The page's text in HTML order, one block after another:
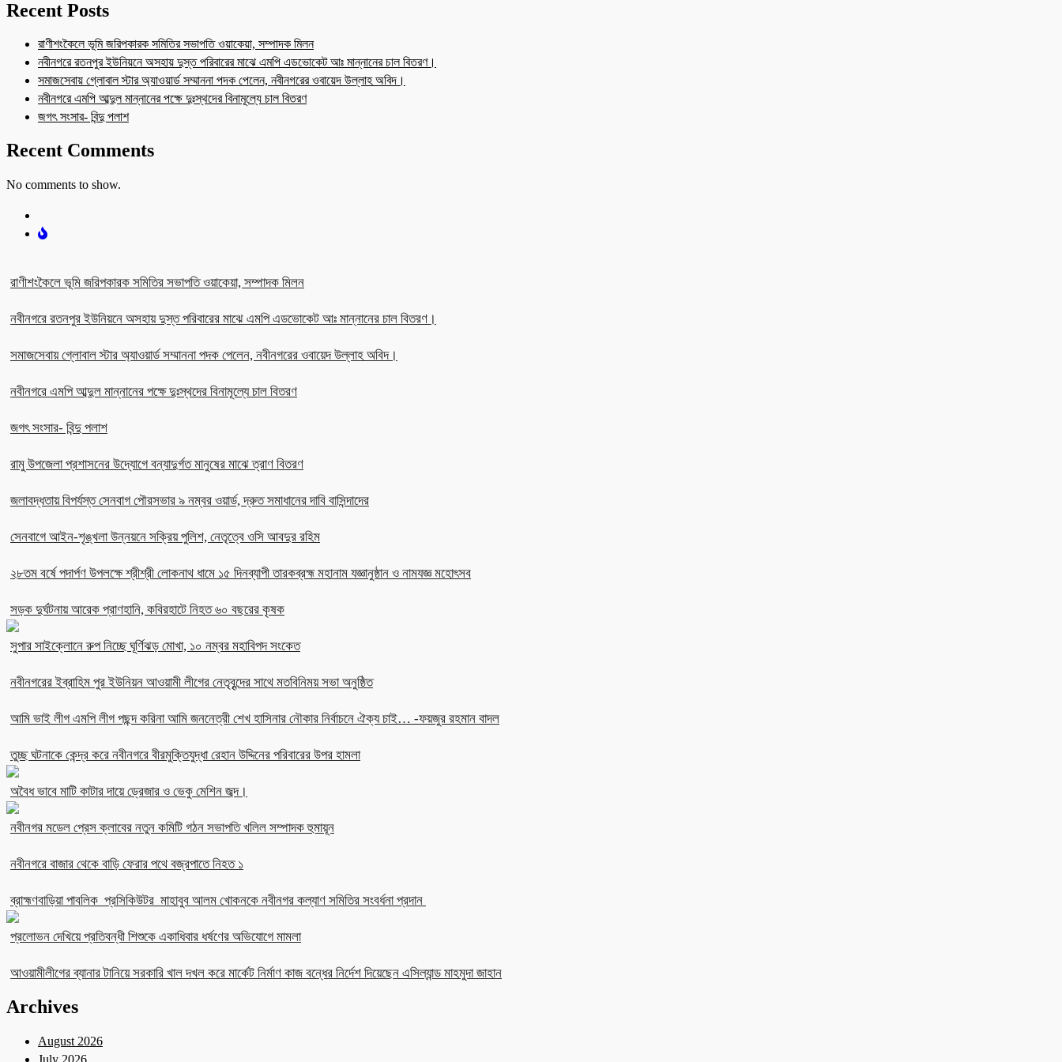
Recent Posts
রাণীশংকৈলে ভূমি জরিপকারক সমিতির সভাপতি ওয়াকেয়া, সম্পাদক মিলন
নবীনগরে রতনপুর ইউনিয়নে অসহায় দুস্ত পরিবারের মাঝে এমপি এডভোকেট আঃ মান্নানের চাল বিতরণ।
সমাজসেবায় গ্লোবাল স্টার অ্যাওয়ার্ড সম্মাননা পদক পেলেন, নবীনগরের ওবায়েদ উল্লাহ অবিদ।
নবীনগরে এমপি আব্দুল মান্নানের পক্ষে দুঃস্থদের বিনামূল্যে চাল বিতরণ
জগৎ সংসার- বিন্দু পলাশ
Recent Comments
No comments to show.
রাণীশংকৈলে ভূমি জরিপকারক সমিতির সভাপতি ওয়াকেয়া, সম্পাদক মিলন
নবীনগরে রতনপুর ইউনিয়নে অসহায় দুস্ত পরিবারের মাঝে এমপি এডভোকেট আঃ মান্নানের চাল বিতরণ।
সমাজসেবায় গ্লোবাল স্টার অ্যাওয়ার্ড সম্মাননা পদক পেলেন, নবীনগরের ওবায়েদ উল্লাহ অবিদ।
নবীনগরে এমপি আব্দুল মান্নানের পক্ষে দুঃস্থদের বিনামূল্যে চাল বিতরণ
জগৎ সংসার- বিন্দু পলাশ
রামু উপজেলা প্রশাসনের উদ্যোগে বন্যাদুর্গত মানুষের মাঝে ত্রাণ বিতরণ
জলাবদ্ধতায় বিপর্যস্ত সেনবাগ পৌরসভার ৯ নম্বর ওয়ার্ড, দ্রুত সমাধানের দাবি বাসিন্দাদের
সেনবাগে আইন-শৃঙ্খলা উন্নয়নে সক্রিয় পুলিশ, নেতৃত্বে ওসি আবদুর রহিম
২৮তম বর্ষে পদার্পণ উপলক্ষে শ্রীশ্রী লোকনাথ ধামে ১৫ দিনব্যাপী তারকব্রহ্ম মহানাম যজ্ঞানুষ্ঠান ও নামযজ্ঞ মহোৎসব
সড়ক দুর্ঘটনায় আরেক প্রাণহানি, কবিরহাটে নিহত ৬০ বছরের কৃষক
সুপার সাইক্লোনে রুপ নিচ্ছে ঘূর্ণিঝড় মোখা, ১০ নম্বর মহাবিপদ সংকেত
নবীনগরের ইব্রাহিম পুর ইউনিয়ন আওয়ামী লীগের নেতৃবৃন্দের সাথে মতবিনিময় সভা অনুষ্ঠিত
আমি ভাই লীগ এমপি লীগ পছন্দ করিনা আমি জননেত্রী শেখ হাসিনার নৌকার নির্বাচনে ঐক্য চাই… -ফয়জুর রহমান বাদল
তুচ্ছ ঘটনাকে কেন্দ্র করে নবীনগরে বীরমুক্তিযুদ্ধা রেহান উদ্দিনের পরিবারের উপর হামলা
অবৈধ ভাবে মাটি কাটার দায়ে ড্রেজার ও ভেকু মেশিন জব্দ।
নবীনগর মডেল প্রেস ক্লাবের নতুন কমিটি গঠন সভাপতি খলিল সম্পাদক হুমায়ূন
নবীনগরে বাজার থেকে বাড়ি ফেরার পথে বজ্রপাতে নিহত ১
ব্রাহ্মণবাড়িয়া পাবলিক প্রসিকিউটর মাহাবুব আলম খোকনকে নবীনগর কল্যাণ সমিতির সংবর্ধনা প্রদান
প্রলোভন দেখিয়ে প্রতিবন্ধী শিশুকে একাধিবার ধর্ষণের অভিযোগে মামলা
আওয়ামীলীগের ব্যানার টানিয়ে সরকারি খাল দখল করে মার্কেট নির্মাণ কাজ বন্ধের নির্দেশ দিয়েছেন এসিল্যান্ড মাহমুদা জাহান
Archives
August 2026
July 2026